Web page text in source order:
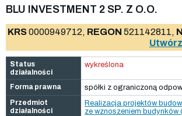
BLU INVESTMENT 2 SP. Z O.O.
KRS0000949712, REGON 521142811,
Status
działalności
wykreślona
Forma prawna
spółki z ograniczoną
Przedmiot
działalności
Realizacja projektów
ze wznoszeniem budynków